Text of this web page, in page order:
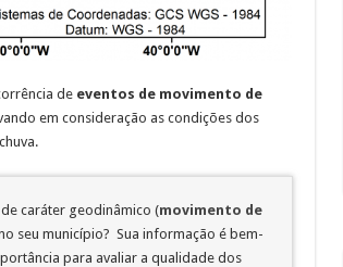
de eventos de movimento de
em consideração as condições dos
caráter geodinâmico (movimento de
seu município? Sua informação é bem-
para avaliar a qualidade dos